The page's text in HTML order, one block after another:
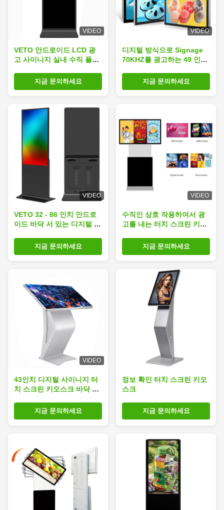
VIDEO
VETO 안드로이드 LCD 광
고 사이니지 실내 수직 플로
지금 문의하세요
VIDEO
디지털 방식으로 Signage
70KHZ를 광고하는 49 인치
건축물 Lcd지금 문의하세요
VIDEO
VETO 32 - 86 인치 안드로
이드 바닥 서 있는 디지털 사
스크린 키오스크
지금 문의하세요
VIDEO
수직인 상호 작용하여서 광
고를 내는 터치 스크린 키오
전시키는 55 인치
지금 문의하세요
VIDEO
43인치 디지털 사이니지 터
치 스크린 키오스크 바닥 서
지금 문의하세요
정보 확인 터치 스크린 키오
스크
지금 문의하세요